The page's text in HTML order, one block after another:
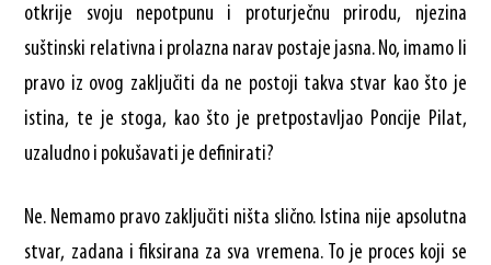
otkrije svoju nepotpunu i proturječnu prirodu, njezina
suštinski relativna i prolazna narav postaje jasna. No, imamo li
pravo iz ovog zaključiti da ne postoji takva stvar kao što je
istina, te je stoga, kao što je pretpostavljao Poncije Pilat,
uzaludno i pokušavati je definirati?
Ne. Nemamo pravo zaključiti ništa slično. Istina nije apsolutna
stvar, zadana i fiksirana za sva vremena. To je proces koji se